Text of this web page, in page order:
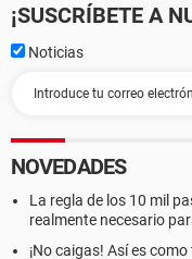
--------[ DMI
Propiedades de la BIOS:
Vendedor American
Versión 080014
Fecha de salida 03/
Tamaño 512 KB
¡SUSCRÍBETE A
Noticias
NOVEDADES
La regla de los 10 mil
realmente necesario
¡No caigas! Así es